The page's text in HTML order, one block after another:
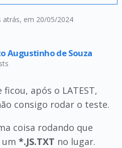
atrás, em 20/05/2024
Augustinho de Souza
ficou, após o LATEST,
consigo rodar o teste.
coisa rodando que
*.JS.TXT no lugar.